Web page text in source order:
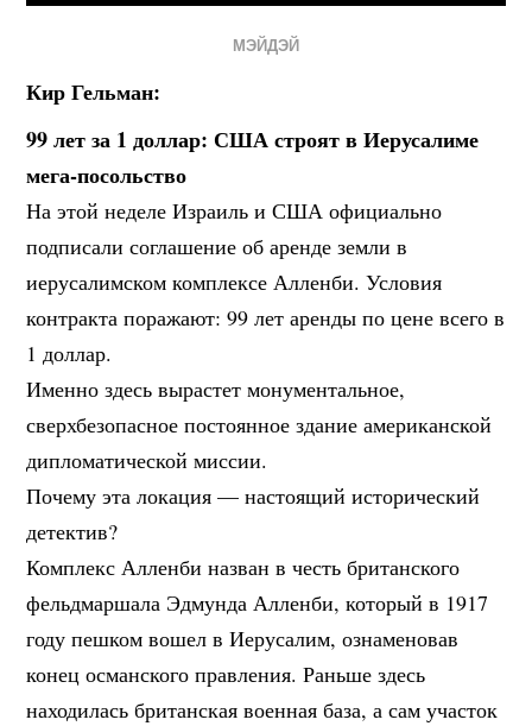
МЭЙДЭЙ
Кир Гельман:
99 лет за 1 доллар: США строят в Иерусалиме
мега-посольство
На этой неделе Израиль и США официально
подписали соглашение об аренде земли в
иерусалимском комплексе Алленби. Условия
контракта поражают: 99 лет аренды по цене всего в
1 доллар.
Именно здесь вырастет монументальное,
сверхбезопасное постоянное здание американской
дипломатической миссии.
Почему эта локация — настоящий исторический
детектив?
Комплекс Алленби назван в честь британского
фельдмаршала Эдмунда Алленби, который в 1917
году пешком вошел в Иерусалим, ознаменовав
конец османского правления. Раньше здесь
находилась британская военная база, а сам участок